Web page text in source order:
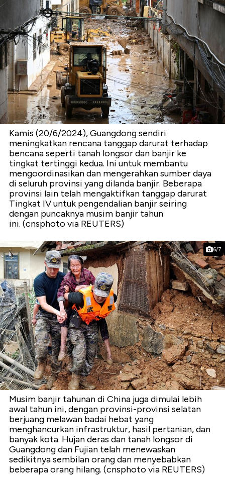
Kamis (20/6/2024), Guangdong sendiri
meningkatkan rencana tanggap darurat terhadap
bencana seperti tanah longsor dan banjir ke
tingkat tertinggi kedua. Ini untuk membantu
mengoordinasikan dan mengerahkan sumber daya
di seluruh provinsi yang dilanda banjir. Beberapa
provinsi lain telah mengaktifkan tanggap darurat
Tingkat IV untuk pengendalian banjir seiring
dengan puncaknya musim banjir tahun
ini. (cnsphoto via REUTERS)
6/7
Musim banjir tahunan di China juga dimulai lebih
awal tahun ini, dengan provinsi-provinsi selatan
berjuang melawan badai hebat yang
menghancurkan infrastruktur, hasil pertanian, dan
banyak kota. Hujan deras dan tanah longsor di
Guangdong dan Fujian telah menewaskan
sedikitnya sembilan orang dan menyebabkan
beberapa orang hilang. (cnsphoto via REUTERS)